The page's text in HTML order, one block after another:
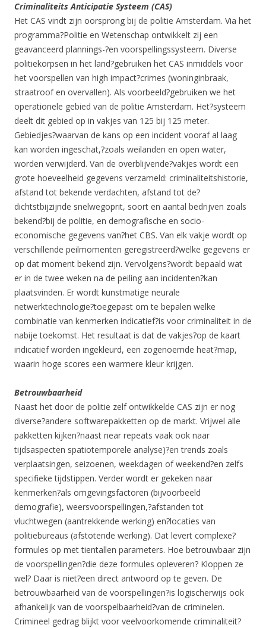
Criminaliteits Anticipatie Systeem (CAS)
Het CAS vindt zijn oorsprong bij de politie Amsterdam. Via het
programma?Politie en Wetenschap ontwikkelt zij een
geavanceerd plannings-?en voorspellingssysteem. Diverse
politiekorpsen in het land?gebruiken het CAS inmiddels voor
het voorspellen van high impact?crimes (woninginbraak,
straatroof en overvallen). Als voorbeeld?gebruiken we het
operationele gebied van de politie Amsterdam. Het?systeem
deelt dit gebied op in vakjes van 125 bij 125 meter.
Gebiedjes?waarvan de kans op een incident vooraf al laag
kan worden ingeschat,?zoals weilanden en open water,
worden verwijderd. Van de overblijvende?vakjes wordt een
grote hoeveelheid gegevens verzameld: criminaliteitshistorie,
afstand tot bekende verdachten, afstand tot de?
dichtstbijzijnde snelwegoprit, soort en aantal bedrijven zoals
bekend?bij de politie, en demografische en socio-
economische gegevens van?het CBS. Van elk vakje wordt op
verschillende peilmomenten geregistreerd?welke gegevens er
op dat moment bekend zijn. Vervolgens?wordt bepaald wat
er in de twee weken na de peiling aan incidenten?kan
plaatsvinden. Er wordt kunstmatige neurale
netwerktechnologie?toegepast om te bepalen welke
combinatie van kenmerken indicatief?is voor criminaliteit in de
nabije toekomst. Het resultaat is dat de vakjes?op de kaart
indicatief worden ingekleurd, een zogenoemde heat?map,
waarin hoge scores een warmere kleur krijgen.
Betrouwbaarheid
Naast het door de politie zelf ontwikkelde CAS zijn er nog
diverse?andere softwarepakketten op de markt. Vrijwel alle
pakketten kijken?naast near repeats vaak ook naar
tijdsaspecten spatiotemporele analyse)?en trends zoals
verplaatsingen, seizoenen, weekdagen of weekend?en zelfs
specifieke tijdstippen. Verder wordt er gekeken naar
kenmerken?als omgevingsfactoren (bijvoorbeeld
demografie), weersvoorspellingen,?afstanden tot
vluchtwegen (aantrekkende werking) en?locaties van
politiebureaus (afstotende werking). Dat levert complexe?
formules op met tientallen parameters. Hoe betrouwbaar zijn
de voorspellingen?die deze formules opleveren? Kloppen ze
wel? Daar is niet?een direct antwoord op te geven. De
betrouwbaarheid van de voorspellingen?is logischerwijs ook
afhankelijk van de voorspelbaarheid?van de criminelen.
Crimineel gedrag blijkt voor veelvoorkomende criminaliteit?